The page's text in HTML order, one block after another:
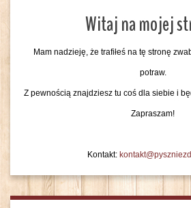
Witaj na mojej
Mam nadzieję, że trafiłeś na tę stronę
potraw.
Z pewnością znajdziesz tu coś dla siebie i
Zapraszam!
Kontakt: